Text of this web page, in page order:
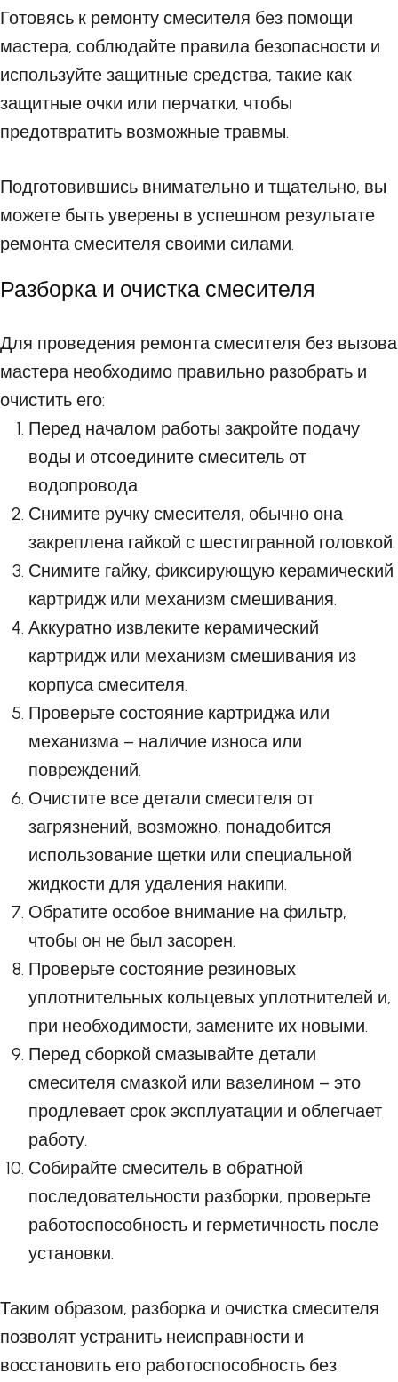
Готовясь к ремонту смесителя без помощи
мастера, соблюдайте правила безопасности и
используйте защитные средства, такие как
защитные очки или перчатки, чтобы
предотвратить возможные травмы.
Подготовившись внимательно и тщательно, вы
можете быть уверены в успешном результате
ремонта смесителя своими силами.
Разборка и очистка смесителя
Для проведения ремонта смесителя без вызова
мастера необходимо правильно разобрать и
очистить его:
Перед началом работы закройте подачу
воды и отсоедините смеситель от
водопровода.
Снимите ручку смесителя, обычно она
закреплена гайкой с шестигранной головкой.
Снимите гайку, фиксирующую керамический
картридж или механизм смешивания.
Аккуратно извлеките керамический
картридж или механизм смешивания из
корпуса смесителя.
Проверьте состояние картриджа или
механизма – наличие износа или
повреждений.
Очистите все детали смесителя от
загрязнений, возможно, понадобится
использование щетки или специальной
жидкости для удаления накипи.
Обратите особое внимание на фильтр,
чтобы он не был засорен.
Проверьте состояние резиновых
уплотнительных кольцевых уплотнителей и,
при необходимости, замените их новыми.
Перед сборкой смазывайте детали
смесителя смазкой или вазелином – это
продлевает срок эксплуатации и облегчает
работу.
Собирайте смеситель в обратной
последовательности разборки, проверьте
работоспособность и герметичность после
установки.
Таким образом, разборка и очистка смесителя
позволят устранить неисправности и
восстановить его работоспособность без